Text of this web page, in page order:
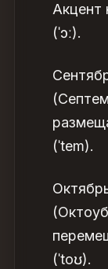
Акцент
(ˈɔː).
(ˈtem).
(ˈtoʊ).